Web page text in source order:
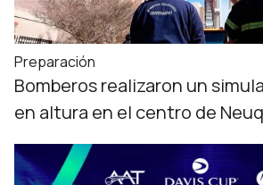
Preparación
Bomberos realizaron un
en altura en el centro de